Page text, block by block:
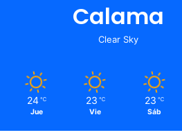
Calama
Clear Sky
24 ℃
Jue
23 ℃
Vie
23 ℃
Sáb